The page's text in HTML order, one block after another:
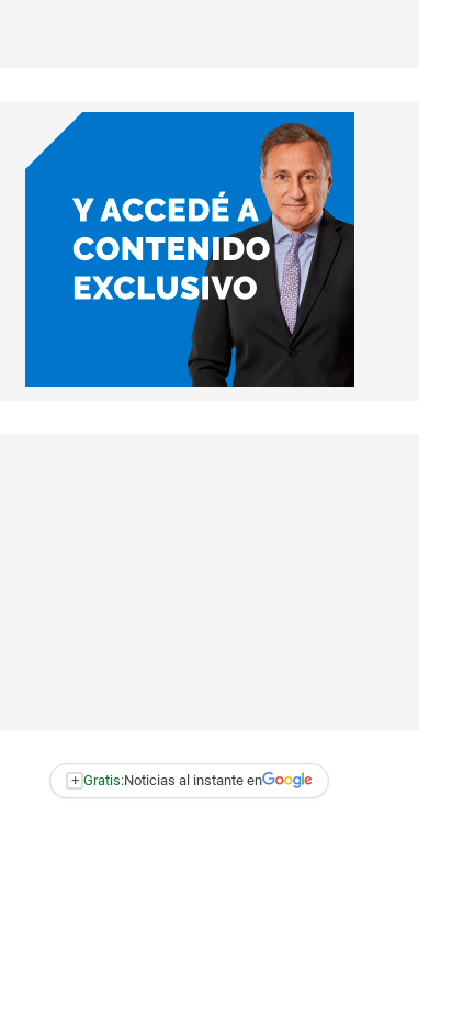
+ Gratis:Noticias al instante en